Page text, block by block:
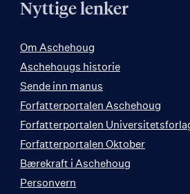
Nyttige lenker
Om Aschehoug
Aschehougs historie
Sende inn manus
Forfatterportalen Aschehoug
Forfatterportalen
Forfatterportalen Oktober
Bærekraft i Aschehoug
Personvern